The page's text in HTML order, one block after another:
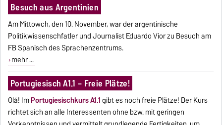
Besuch aus Argentinien
Am Mittowch, den 10. November, war der argentinische
Politikwissenschfatler und Journalist Eduardo Vior zu Besuch am
FB Spanisch des Sprachenzentrums.
mehr ...
Portugiesisch A1.1 – Freie Plätze!
Olá! ImPortugiesischkurs A1.1gibt es noch freie Plätze! Der Kurs
richtet sich an alle Interessenten ohne bzw. mit geringen